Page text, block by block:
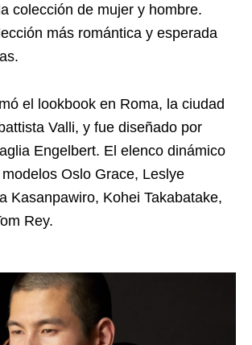
colección de mujer y hombre.
más romántica y esperada
el lookbook en Roma, la ciudad
Valli, y fue diseñado por
Engelbert. El elenco dinámico
Oslo Grace, Leslye
Kasanpawiro, Kohei Takabatake,
Rey.